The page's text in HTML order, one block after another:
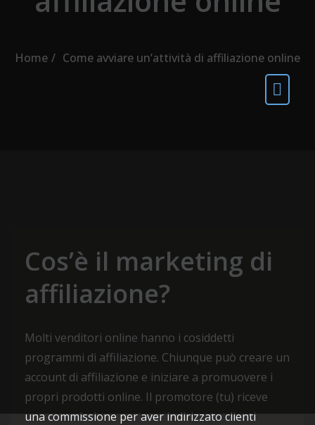
Home Come avviare un’attività di affiliazione online
Cos’è il marketing di
affiliazione?
Molti venditori online hanno i cosiddetti
programmi di affiliazione. Chiunque può creare un
account di affiliazione e iniziare a promuovere i
propri prodotti online. Il promotore (tu) riceve
una commissione per aver indirizzato clienti